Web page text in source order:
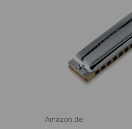
Amazon.de